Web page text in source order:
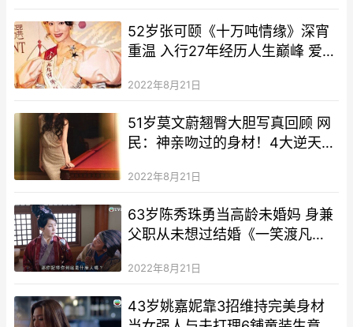
52岁张可颐《十万吨情缘》深宵
重温 入行27年经历人生巅峰 爱情
2022年8月21日
51岁莫文蔚翘臀大胆写真回顾 网
民：神亲吻过的身材！4大逆天身
2022年8月21日
63岁陈秀珠勇当高龄未婚妈 身兼
父职从未想过结婚《一笑渡凡
2022年8月21日
43岁姚嘉妮靠3招维持完美身材